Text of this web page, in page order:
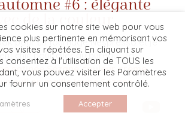
#6 : élégante
de la couleur
pour un tournage Nespresso et je
chic pour aller au bureau. J'ai
satinée Sézane couleur crème
un pull en maille jaune Sézane
co - similaire), une paire de mules
(old co) et
des boucles d'oreilles
cookies sur notre site web pour vous
plus pertinente en mémorisant vos
visites répétées. En cliquant sur
consentez à l'utilisation de TOUS les
vous pouvez visiter les Paramètres
fournir un consentement contrôlé.
Accepter